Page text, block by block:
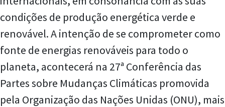
condições de produção energética verde e
renovável. A intenção de se comprometer como
fonte de energias renováveis para todo o
planeta, acontecerá na 27ª Conferência das
Partes sobre Mudanças Climáticas promovida
pela Organização das Nações Unidas (ONU), mais